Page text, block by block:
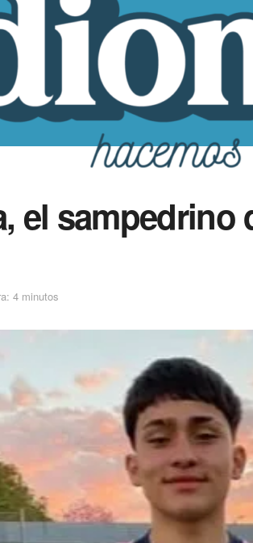
el sampedrino
4 minutos